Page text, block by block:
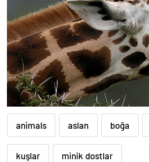
animals aslan boğa
kuşlar minik dostlar